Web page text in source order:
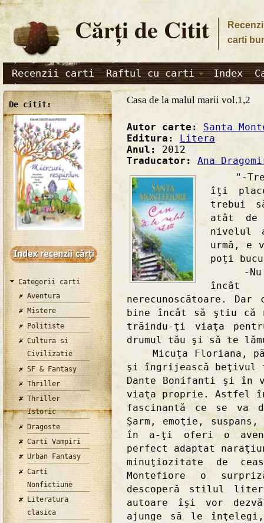
Cărţi de Citit
carti
Recenzii carti Raftul cu carti Index
De citit:
Categorii carti
Aventura
Mistere
Politiste
Cultura si
Civilizatie
SF & Fantasy
Thriller
Thriller
Istoric
Dragoste
Carti Vampiri
Urban Fantasy
Carti
Nonfictiune
Literatura
clasica
Casa de la malul marii vol.1,2
Autor carte: Santa
Editura: Litera
Anul: 2012
Traducator: Ana
"-
îţi
trebui
atât
nivelul
urmă,
poţi
-Nu te
nerecunoscătoare. Dar
bine încât să ştiu
trăindu-ţi viaţa
drumul tău şi să te
Micuţa Floriana,
şi îngrijească beţivul
Dante Bonifanti şi în
viaţa proprie. Astfel
fascinantă ce se
Şarm, emoţie,
în a-ţi oferi o
perfect adaptat
minuţiozitate de
Montefiore o
descoperă stilul
autoare îşi vor
ajunge să le